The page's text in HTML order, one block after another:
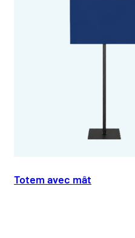
Totem avec mât